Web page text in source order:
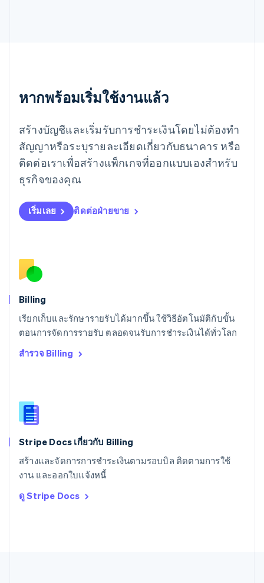
หากพร้อมเริ่มใช้งานแล้ว
สร้างบัญชีและเริ่มรับการชำระเงินโดยไม่ต้องทำ
สัญญาหรือระบุรายละเอียดเกี่ยวกับธนาคาร หรือ
ติดต่อเราเพื่อสร้างแพ็กเกจที่ออกแบบเองสำหรับ
ธุรกิจของคุณ
เริ่มเลย ติดต่อฝ่ายขาย
Billing
เรียกเก็บและรักษารายรับได้มากขึ้น ใช้วิธีอัตโนมัติกับขั้น
ตอนการจัดการรายรับ ตลอดจนรับการชำระเงินได้ทั่วโลก
สำรวจ Billing
Stripe Docs เกี่ยวกับ Billing
สร้างและจัดการการชำระเงินตามรอบบิล ติดตามการใช้
งาน และออกใบแจ้งหนี้
ดู Stripe Docs
English
ลักเซมเบิร์ก
ลัตเวีย
English
ลิกเตนสไตน์
DeutschEnglish
ลิทัวเนีย
สเปน
EspañolEnglish
สโลวาเกีย
สวิตเซอร์แลนด์
Deutsch
สวีเดน
Svenska
สหรัฐอเมริกา
EnglishEspañol简体中文
English
English
สิงคโปร์
ออสเตรเลีย
ออสเตรีย
DeutschEnglish
ItalianoEnglish